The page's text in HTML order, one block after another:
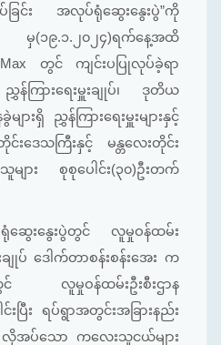
ြင်း အလုပ်ရုံဆွေးနွေးပွဲ”ကို
(၁၉.၁.၂၀၂၄)ရက်နေ့အထိ
တွင် ကျင်းပပြုလုပ်ခဲ့ရာ
န်ကြားရေးမှူးချုပ်၊ ဒုတိယ
များရှိ ညွှန်ကြားရေးမှူးများနှင့်
းဒေသကြီးနှင့် မန္တလေးတိုင်း
ျား စုစုပေါင်း(၃၀)ဦးတက်
ေးနွေးပွဲတွင် လူမှုဝန်ထမ်း
းချုပ် ဒေါက်တာစန်းစန်းအေး က
ာတွင် လူမှုဝန်ထမ်းဦးစီးဌာန
းပြီး ရပ်ရွာအတွင်းအခြားနည်း
လိုအပ်သော ကလေးသူငယ်များ